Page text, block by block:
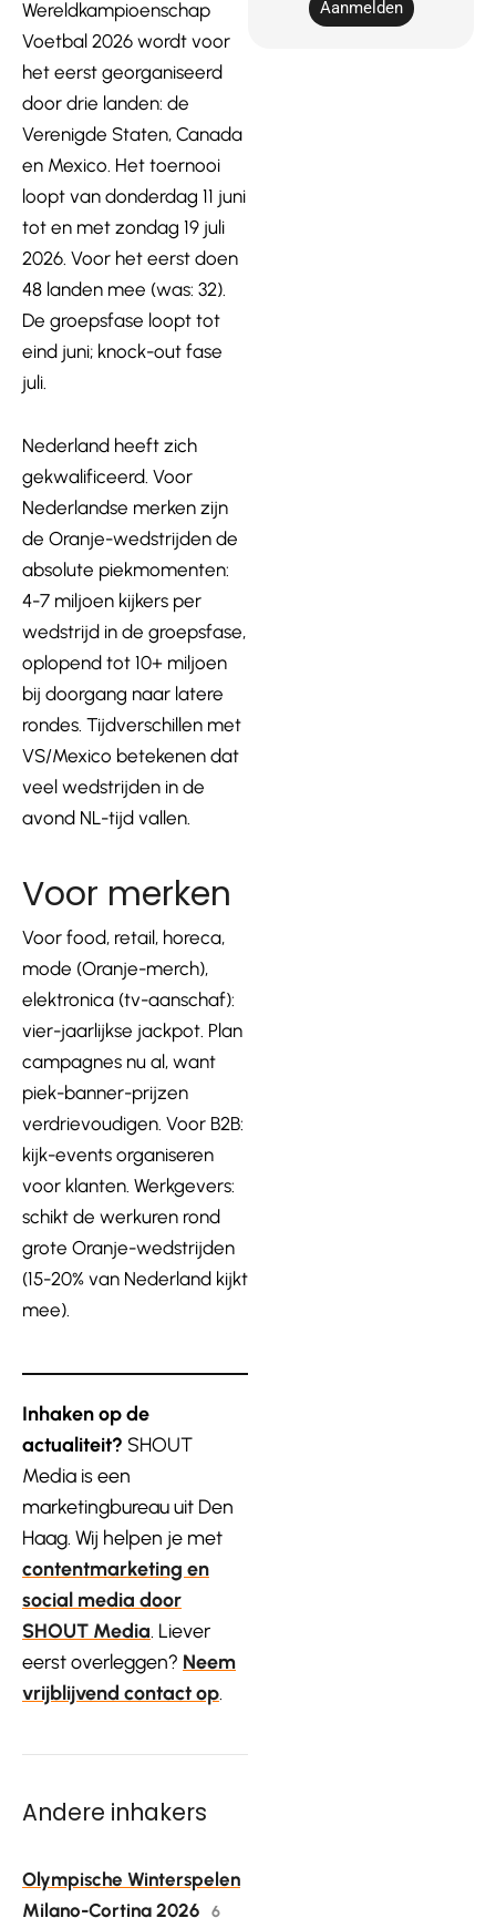
Wereldkampioenschap
Voetbal 2026 wordt voor
het eerst georganiseerd
door drie landen: de
Verenigde Staten, Canada
en Mexico. Het toernooi
loopt van donderdag 11 juni
tot en met zondag 19 juli
2026. Voor het eerst doen
48 landen mee (was: 32).
De groepsfase loopt tot
eind juni; knock-out fase
juli.
Nederland heeft zich
gekwalificeerd. Voor
Nederlandse merken zijn
de Oranje-wedstrijden de
absolute piekmomenten:
4-7 miljoen kijkers per
wedstrijd in de groepsfase,
oplopend tot 10+ miljoen
bij doorgang naar latere
rondes. Tijdverschillen met
VS/Mexico betekenen dat
veel wedstrijden in de
avond NL-tijd vallen.
Voor merken
Voor food, retail, horeca,
mode (Oranje-merch),
elektronica (tv-aanschaf):
vier-jaarlijkse jackpot. Plan
campagnes nu al, want
piek-banner-prijzen
verdrievoudigen. Voor B2B:
kijk-events organiseren
voor klanten. Werkgevers:
schikt de werkuren rond
grote Oranje-wedstrijden
(15-20% van Nederland kijkt
mee).
Inhaken op de
actualiteit? SHOUT
Media is een
marketingbureau uit Den
Haag. Wij helpen je met
contentmarketing en
social media door
SHOUT Media . Liever
eerst overleggen? Neem
vrijblijvend contact op
Andere inhakers
Olympische Winterspelen
Milano-Cortina 2026
6
Aanmelden